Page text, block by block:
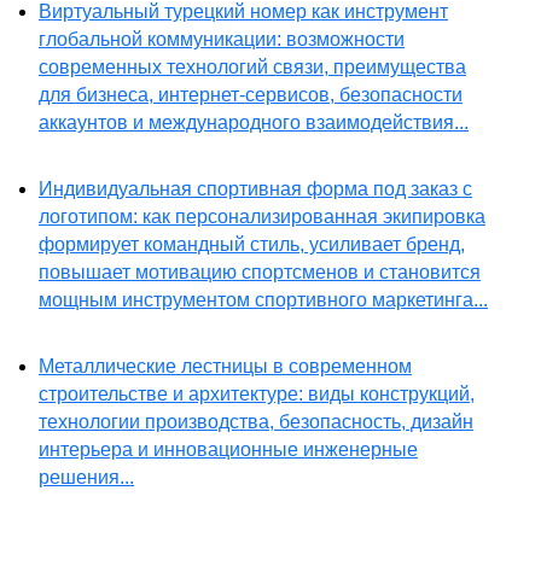
Виртуальный турецкий номер как инструмент
глобальной коммуникации: возможности
современных технологий связи, преимущества
для бизнеса, интернет-сервисов, безопасности
аккаунтов и международного взаимодействия...
Индивидуальная спортивная форма под заказ с
логотипом: как персонализированная экипировка
формирует командный стиль, усиливает бренд,
повышает мотивацию спортсменов и становится
мощным инструментом спортивного маркетинга...
Металлические лестницы в современном
строительстве и архитектуре: виды конструкций,
технологии производства, безопасность, дизайн
интерьера и инновационные инженерные
решения...